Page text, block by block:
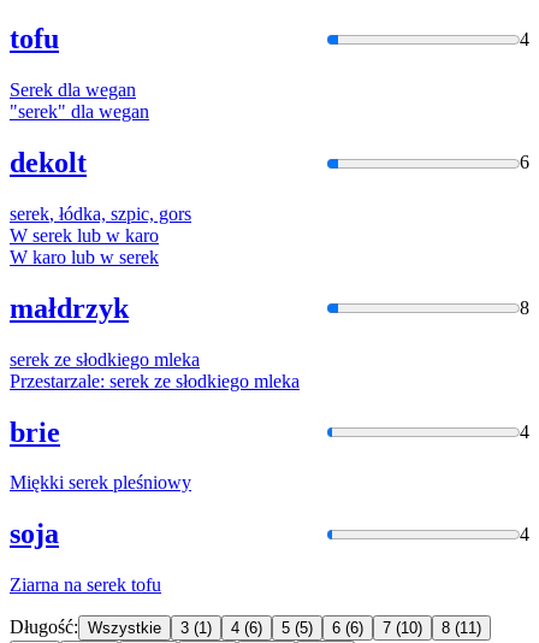
tofu 4
Serek dla wegan
"serek" dla wegan
dekolt 6
serek, łódka, szpic, gors
W serek lub w karo
W karo lub w serek
małdrzyk 8
serek ze słodkiego mleka
Przestarzale: serek ze słodkiego mleka
brie 4
Miękki serek pleśniowy
soja 4
Ziarna na serek tofu
Długość: Wszystkie 3 (1) 4 (6) 5 (5) 6 (6) 7 (10) 8 (11)